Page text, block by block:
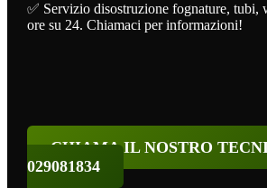
✅ Servizio disostruzione fognature, tubi,
ore su 24. Chiamaci per informazioni!
CHIAMA IL NOSTRO
029081834